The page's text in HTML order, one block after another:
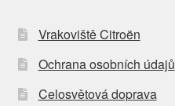
Vrakoviště Citroën
Ochrana osobních údajů
Celosvětová doprava